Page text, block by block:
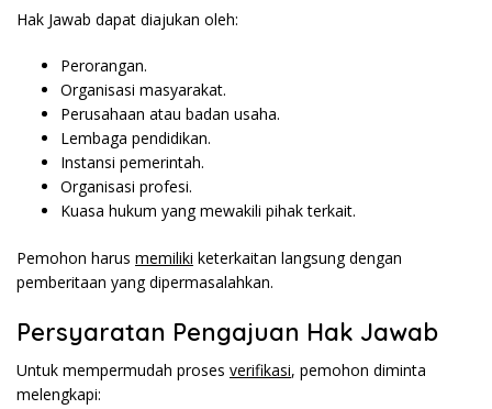
Hak Jawab dapat diajukan oleh:
Perorangan.
Organisasi masyarakat.
Perusahaan atau badan usaha.
Lembaga pendidikan.
Instansi pemerintah.
Organisasi profesi.
Kuasa hukum yang mewakili pihak terkait.
Pemohon harus memiliki keterkaitan langsung dengan
pemberitaan yang dipermasalahkan.
Persyaratan Pengajuan Hak Jawab
Untuk mempermudah proses verifikasi, pemohon diminta
melengkapi: